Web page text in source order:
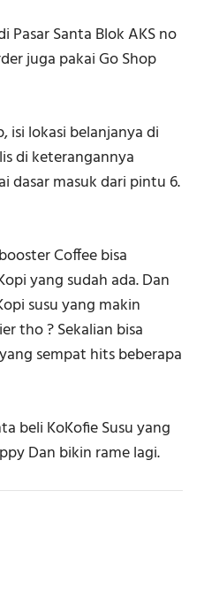
Pasar Santa Blok AKS no
juga pakai Go Shop
isi lokasi belanjanya di
di keterangannya
dasar masuk dari pintu 6.
Coffee bisa
yang sudah ada. Dan
susu yang makin
tho ? Sekalian bisa
sempat hits beberapa
beli KoKofie Susu yang
Dan bikin rame lagi.